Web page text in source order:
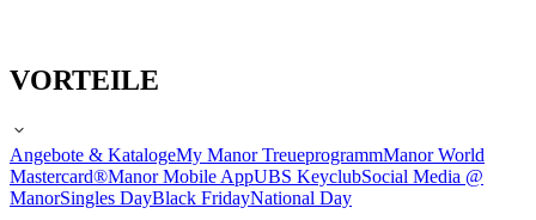
VORTEILE
Angebote & KatalogeMy Manor TreueprogrammManor World
Mastercard®Manor Mobile AppUBS KeyclubSocial Media @
ManorSingles DayBlack FridayNational Day